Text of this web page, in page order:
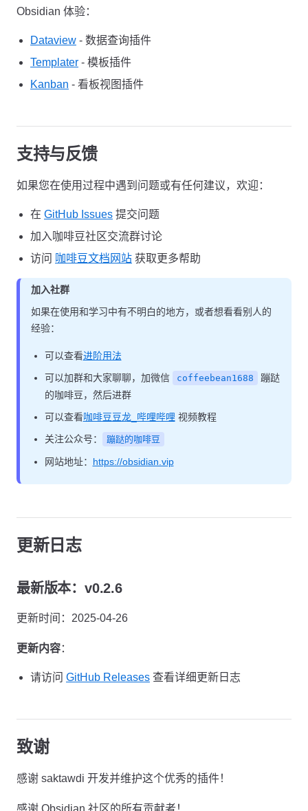
Obsidian 体验：
Dataview - 数据查询插件
Templater - 模板插件
Kanban - 看板视图插件
支持与反馈
如果您在使用过程中遇到问题或有任何建议，欢迎：
在 GitHub Issues 提交问题
加入咖啡豆社区交流群讨论
访问 咖啡豆文档网站 获取更多帮助
加入社群
如果在使用和学习中有不明白的地方，或者想看看别人的
经验：
可以查看进阶用法
可以加群和大家聊聊，加微信
coffeebean1688
蹦跶
的咖啡豆，然后进群
可以查看咖啡豆豆龙_哔哩哔哩 视频教程
关注公众号：
蹦跶的咖啡豆
网站地址： https://obsidian.vip
更新日志
最新版本：v0.2.6
更新时间：2025-04-26
更新内容：
请访问 GitHub Releases 查看详细更新日志
致谢
感谢 saktawdi 开发并维护这个优秀的插件！
感谢 Obsidian 社区的所有贡献者！